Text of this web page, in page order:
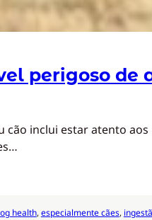
perigoso de
cão inclui estar atento
health, especialmente cães,